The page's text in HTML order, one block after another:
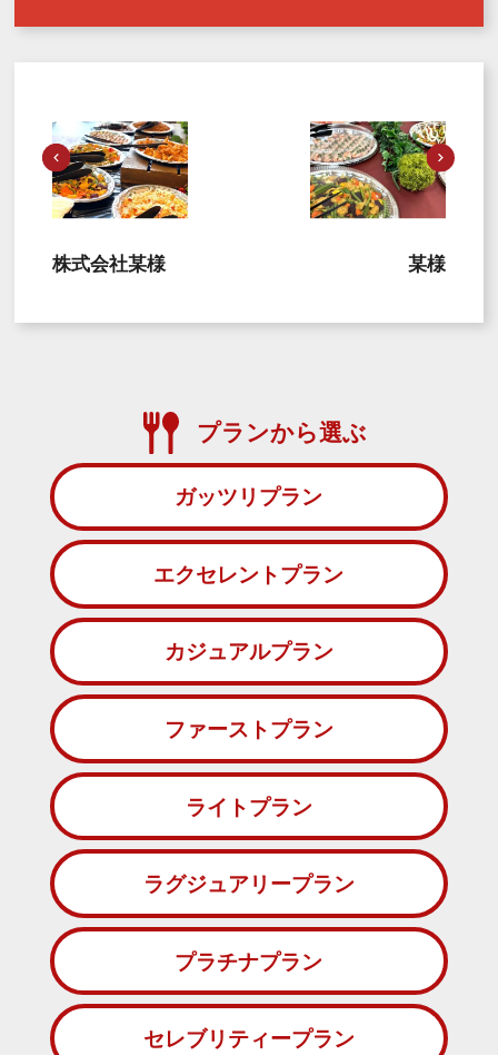
株式会社某様 某様
プランから選ぶ
ガッツリプラン
エクセレントプラン
カジュアルプラン
ファーストプラン
ライトプラン
ラグジュアリープラン
プラチナプラン
セレブリティープラン